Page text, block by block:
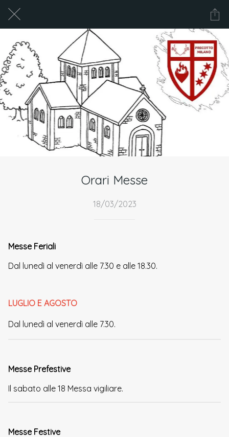
Orari Messe
18/03/2023
Messe Feriali
Dal lunedì al venerdì alle 7.30 e alle 18.30.
LUGLIO E AGOSTO
Dal lunedì al venerdì alle 7.30.
Messe Prefestive
Il sabato alle 18 Messa vigiliare.
Messe Festive